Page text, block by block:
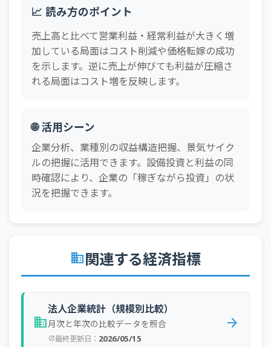
📈 読み方のポイント
売上高と比べて営業利益・経常利益が大きく増
加している局面はコスト削減や価格転嫁の成功
を示します。逆に売上が伸びても利益が圧縮さ
れる局面はコスト増を反映します。
🌐 活用シーン
企業分析、業種別の収益構造把握、景気サイク
ルの把握に活用できます。設備投資と利益の同
時確認により、企業の「稼ぎながら投資」の状
況を把握できます。
business関連する経済指標
business
法人企業統計（規模別比較）
月次と年次の比較データを照合
update最終更新日： 2026/05/15
arrow_forward